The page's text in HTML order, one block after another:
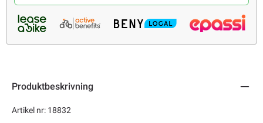
Produktbeskrivning
Artikel nr: 18832